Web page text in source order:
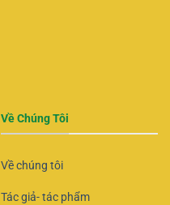
Về Chúng Tôi
Về chúng tôi
Tác giả- tác phẩm